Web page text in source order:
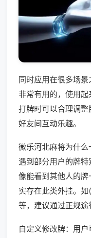
同时应用在很多场
非常有用的，使用
打牌时可以合理调
好友间互动乐趣。
微乐河北麻将为什
遇到部分用户的牌
像能看到其他人的
实存在此类外挂。
等，建议通过正规途
自定义修改牌：用户